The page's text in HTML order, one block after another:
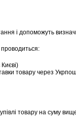
і допоможуть
товару через
товару на суму